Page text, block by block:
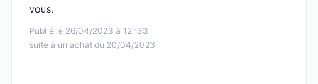
Publié le 26/04/2023 à 12h33
suite à un achat du 20/04/2023
vous.